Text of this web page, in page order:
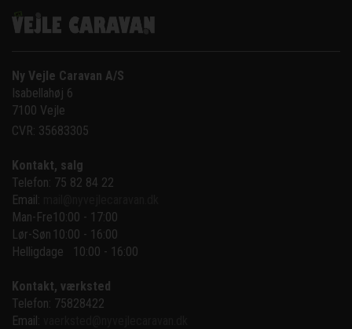
Ny Vejle Caravan A/S
Isabellahøj 6
7100 Vejle
CVR: 35683305
Kontakt, salg
Telefon: 75 82 84 22
Email:
Man-Fre10:00 - 17:00
Lør-Søn 10:00 - 16:00
Helligdage   10:00 - 16:00
Kontakt, værksted
Telefon: 75828422
Email: